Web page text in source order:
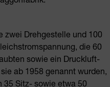
zwei Drehgestelle und 100
die 60
sowie ein Druckluft-
ab 1958 genannt wurden,
35 Sitz- sowie etwa 50